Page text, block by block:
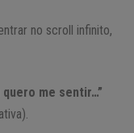
no scroll infinito,
quero me sentir…”